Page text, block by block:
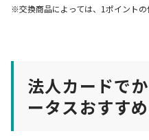
※交換商品によっては、1ポイントの
法人カードで
ータスおすす